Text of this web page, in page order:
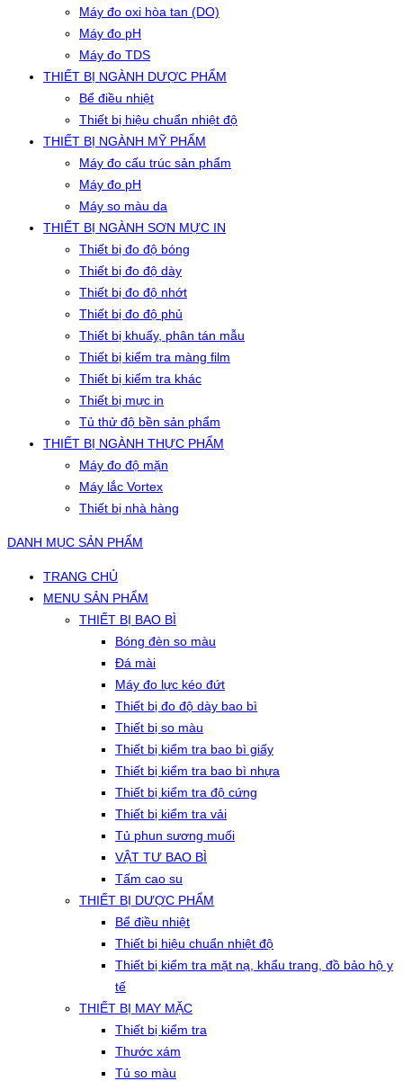
Máy đo oxi hòa tan (DO)
Máy đo pH
Máy đo TDS
THIẾT BỊ NGÀNH DƯỢC PHẨM
Bể điều nhiệt
Thiết bị hiệu chuẩn nhiệt độ
THIẾT BỊ NGÀNH MỸ PHẨM
Máy đo cấu trúc sản phẩm
Máy đo pH
Máy so màu da
THIẾT BỊ NGÀNH SƠN MỰC IN
Thiết bị đo độ bóng
Thiết bị đo độ dày
Thiết bị đo độ nhớt
Thiết bị đo độ phủ
Thiết bị khuấy, phân tán mẫu
Thiết bị kiểm tra màng film
Thiết bị kiểm tra khác
Thiết bị mực in
Tủ thử độ bền sản phẩm
THIẾT BỊ NGÀNH THỰC PHẨM
Máy đo độ mặn
Máy lắc Vortex
Thiết bị nhà hàng
DANH MỤC SẢN PHẨM
TRANG CHỦ
MENU SẢN PHẨM
THIẾT BỊ BAO BÌ
Bóng đèn so màu
Đá mài
Máy đo lực kéo đứt
Thiết bị đo độ dày bao bì
Thiết bị so màu
Thiết bị kiểm tra bao bì giấy
Thiết bị kiểm tra bao bì nhựa
Thiết bị kiểm tra độ cứng
Thiết bị kiểm tra vải
Tủ phun sương muối
VẬT TƯ BAO BÌ
Tấm cao su
THIẾT BỊ DƯỢC PHẨM
Bể điều nhiệt
Thiết bị hiệu chuẩn nhiệt độ
Thiết bị kiểm tra mặt nạ, khẩu trang, đồ bảo hộ y
tế
THIẾT BỊ MAY MẶC
Thiết bị kiểm tra
Thước xám
Tủ so màu